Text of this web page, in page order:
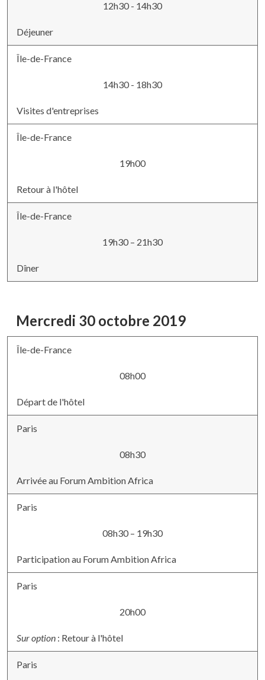
12h30 - 14h30
Déjeuner
Île-de-France
14h30 - 18h30
Visites d'entreprises
Île-de-France
19h00
Retour à l'hôtel
Île-de-France
19h30 – 21h30
Dîner
Mercredi 30 octobre 2019
Île-de-France
08h00
Départ de l'hôtel
Paris
08h30
Arrivée au Forum Ambition Africa
Paris
08h30 – 19h30
Participation au Forum Ambition Africa
Paris
20h00
Sur option: Retour à l'hôtel
Paris